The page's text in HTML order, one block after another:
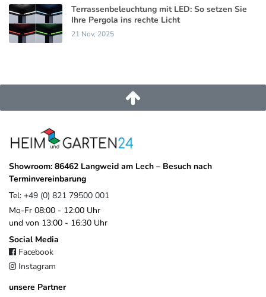
Terrassenbeleuchtung mit LED: So setzen Sie
Ihre Pergola ins rechte Licht
21 Nov, 2025
Showroom: 86462 Langweid am Lech – Besuch nach
Terminvereinbarung
Tel: +49 (0) 821 79500 001
Mo-Fr 08:00 - 12:00 Uhr
und von 13:00 - 16:30 Uhr
Social Media
Facebook
Instagram
unsere Partner